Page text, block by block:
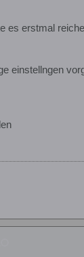
es erstmal
einstellngen